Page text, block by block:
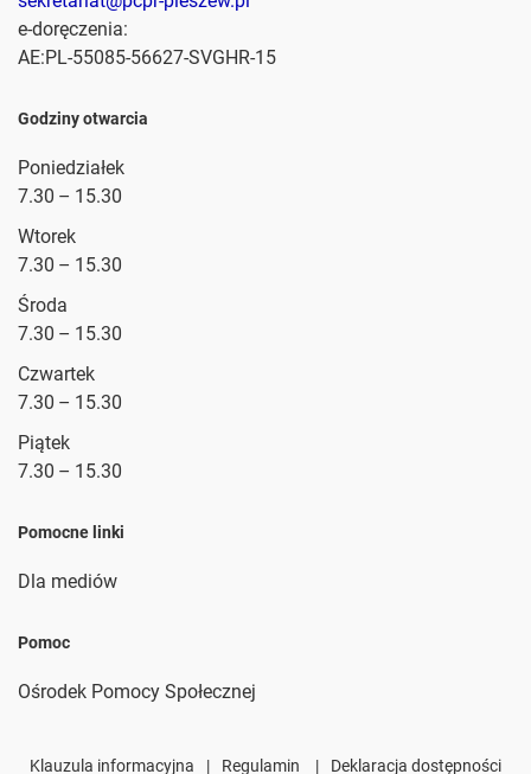
e-doręczenia:
AE:PL-55085-56627-SVGHR-15
Godziny otwarcia
Poniedziałek
7.30 – 15.30
Wtorek
7.30 – 15.30
Środa
7.30 – 15.30
Czwartek
7.30 – 15.30
Piątek
7.30 – 15.30
Pomocne linki
Dla mediów
Pomoc
Ośrodek Pomocy Społecznej
Klauzula informacyjna | Regulamin | Deklaracja dostępności